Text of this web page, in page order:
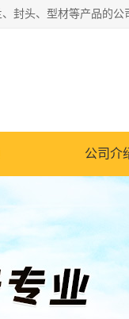
公司介